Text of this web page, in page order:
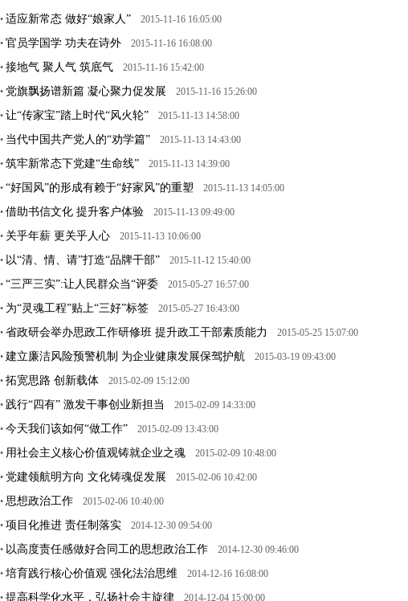
• 适应新常态 做好“娘家人” 2015-11-16 16:05:00
• 官员学国学 功夫在诗外 2015-11-16 16:08:00
• 接地气 聚人气 筑底气 2015-11-16 15:42:00
• 党旗飘扬谱新篇 凝心聚力促发展 2015-11-16 15:26:00
• 让“传家宝”踏上时代“风火轮” 2015-11-13 14:58:00
• 当代中国共产党人的“劝学篇” 2015-11-13 14:43:00
• 筑牢新常态下党建“生命线” 2015-11-13 14:39:00
• “好国风”的形成有赖于“好家风”的重塑 2015-11-13 14:05:00
• 借助书信文化 提升客户体验 2015-11-13 09:49:00
• 关乎年薪 更关乎人心 2015-11-13 10:06:00
• 以“清、情、请”打造“品牌干部” 2015-11-12 15:40:00
• “三严三实”:让人民群众当“评委 2015-05-27 16:57:00
• 为“灵魂工程”贴上“三好”标签 2015-05-27 16:43:00
• 省政研会举办思政工作研修班 提升政工干部素质能力 2015-05-25 15:07:00
• 建立廉洁风险预警机制 为企业健康发展保驾护航 2015-03-19 09:43:00
• 拓宽思路 创新载体 2015-02-09 15:12:00
• 践行“四有” 激发干事创业新担当 2015-02-09 14:33:00
• 今天我们该如何“做工作” 2015-02-09 13:43:00
• 用社会主义核心价值观铸就企业之魂 2015-02-09 10:48:00
• 党建领航明方向 文化铸魂促发展 2015-02-06 10:42:00
• 思想政治工作 2015-02-06 10:40:00
• 项目化推进 责任制落实 2014-12-30 09:54:00
• 以高度责任感做好合同工的思想政治工作 2014-12-30 09:46:00
• 培育践行核心价值观 强化法治思维 2014-12-16 16:08:00
• 提高科学化水平，弘扬社会主旋律 2014-12-04 15:00:00